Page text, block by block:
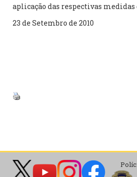
aplicação das respectivas medidas
23 de Setembro de 2010